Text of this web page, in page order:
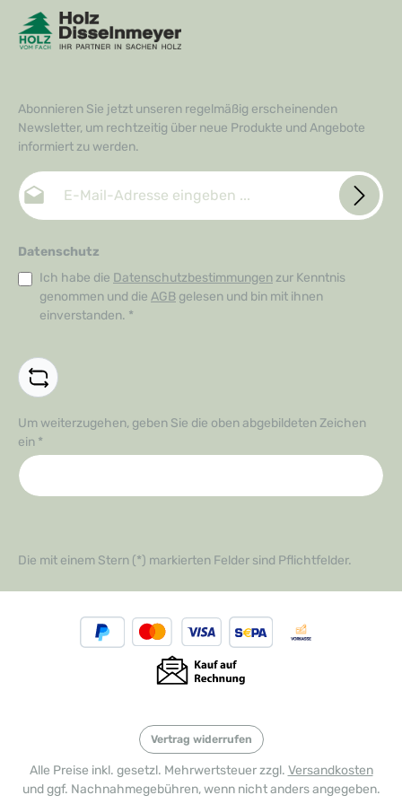
e
r
z
e
3
T
a
g
Abonnieren Sie jetzt unseren regelmäßig erscheinenden
Newsletter, um rechtzeitig über neue Produkte und Angebote
informiert zu werden.
E-Mail-Adresse*
Datenschutz
Ich habe die Datenschutzbestimmungen zur Kenntnis
genommen und die AGB gelesen und bin mit ihnen
einverstanden. *
Um weiterzugehen, geben Sie die oben abgebildeten Zeichen
ein *
Die mit einem Stern (*) markierten Felder sind Pflichtfelder.
Vertrag widerrufen
Alle Preise inkl. gesetzl. Mehrwertsteuer zzgl. Versandkosten
und ggf. Nachnahmegebühren, wenn nicht anders angegeben.